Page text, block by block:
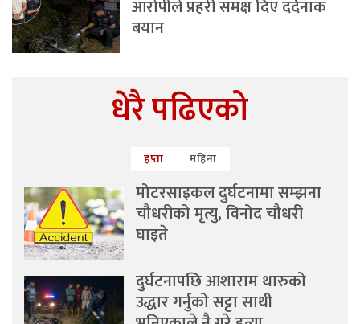
आरोपीले प्रहरी समक्ष दिए दर्दनाक
बयान
धेरै पढिएको
हप्ता महिना
मोटरसाइकल दुर्घटनामा सम्झना
चौधरीको मृत्यु, विनोद चौधरी
घाइते
दुर्घटनापछि आशाराम थारुको
उद्धार गर्नुको सट्टा साथी